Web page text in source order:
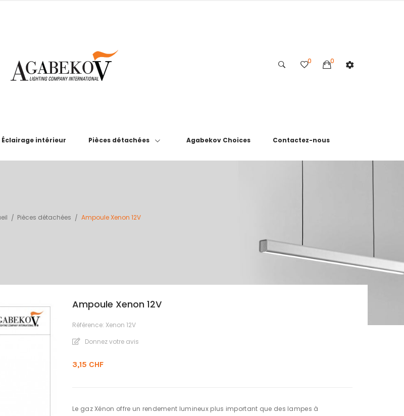
0
0
Éclairage intérieur Pièces détachées Agabekov Choices Contactez-nous
Pièces détachées Ampoule Xenon 12V
Ampoule Xenon 12V
Référence: Xenon 12V
Donnez votre avis
3,15 CHF
Le gaz Xénon offre un rendement lumineux plus important que des lampes à